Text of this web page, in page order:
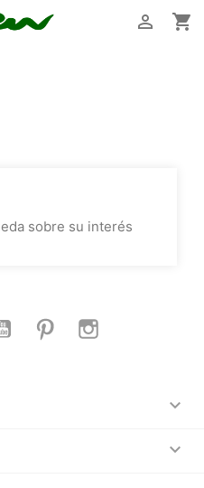


sobre su interés
YouTube Pinterest

